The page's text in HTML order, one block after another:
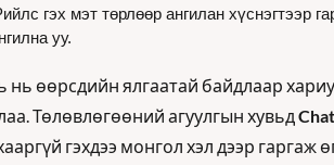
гэх мэт төрлөөр ангилан хүснэгтээр
уу.
нь өөрсдийн ялгаатай байдлаар
Төлөвлөгөөний агуулгын хувьд
гэхдээ монгол хэл дээр гаргаж